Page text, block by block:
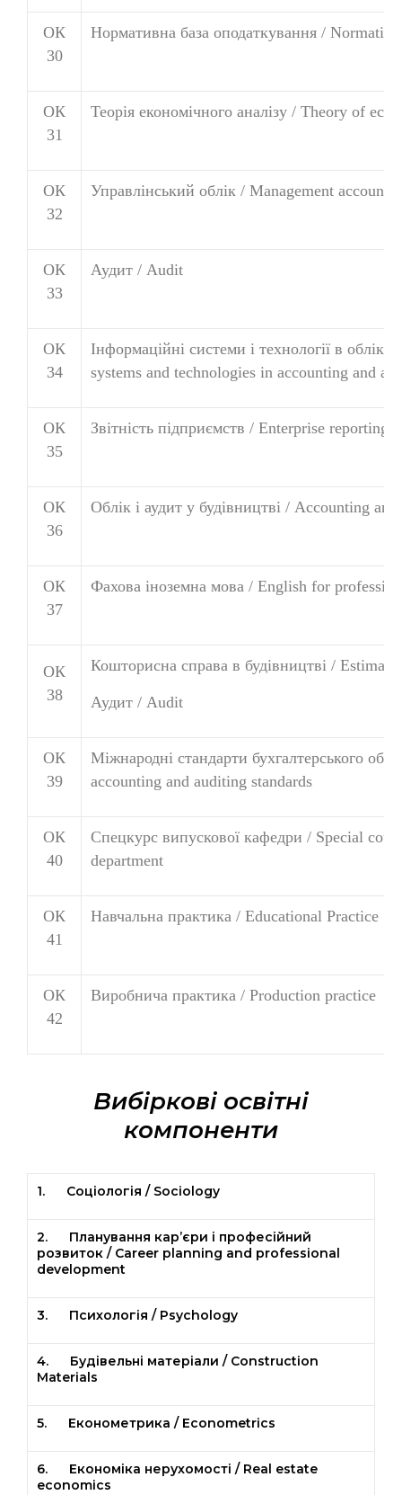
ОК
30
Нормативна база оподаткування /
ОК
31
Теорія економічного аналізу / Theory of
ОК
32
Управлінський облік / Management
ОК
33
Аудит / Audit
ОК
34
Інформаційні системи і технології в
systems and technologies in accounting and
ОК
35
Звітність підприємств / Enterprise reporting
ОК
36
Облік і аудит у будівництві / Accounting
ОК
37
Фахова іноземна мова / English for
ОК
38
Кошторисна справа в будівництві /
Аудит / Audit
ОК
39
Міжнародні стандарти бухгалтерського
accounting and auditing standards
ОК
40
Спецкурс випускової кафедри / Special
department
ОК
41
Навчальна практика / Educational Practice
ОК
42
Виробнича практика / Production practice
Вибіркові освітні
компоненти
1. Соціологія / Sociology
2. Планування кар’єри і професійний
розвиток / Career planning and professional
development
3. Психологія / Psychology
4. Будівельні матеріали / Construction
Materials
5. Економетрика / Econometrics
6. Економіка нерухомості / Real estate
economics